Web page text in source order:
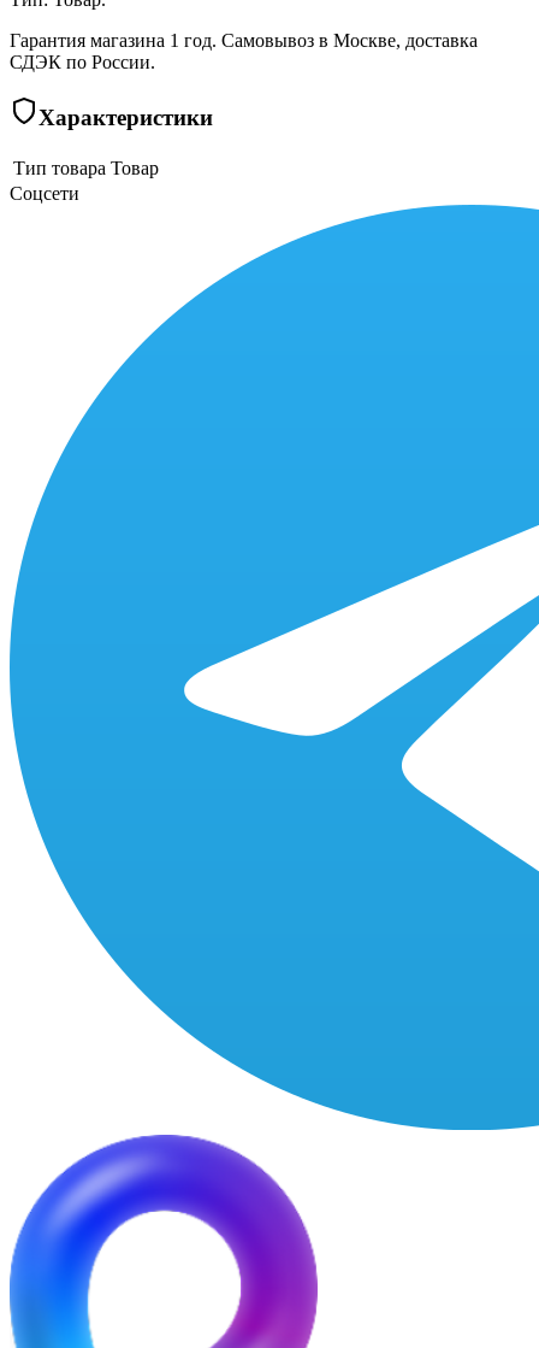
Гарантия магазина 1 год. Самовывоз в Москве, доставка
СДЭК по России.
Характеристики
Тип товара Товар
Соцсети